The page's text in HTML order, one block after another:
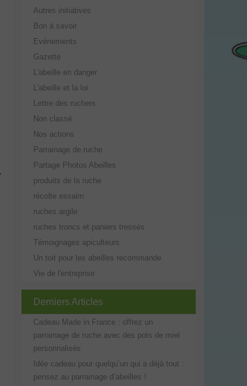
Autres initiatives
Bon à savoir
Evénements
Gazette
L'abeille en danger
L'abeille et la loi
Lettre des ruchers
Non classé
Nos actions
Parrainage de ruche
Partage Photos Abeilles
produits de la ruche
récolte essaim
ruches argile
ruches troncs et paniers tressés
Témoignages apiculteurs
Un toit pour les abeilles recommande
Vie de l'entreprise
Derniers Articles
Cadeau Made in France : offrez un
parrainage de ruche avec des pots de miel
personnalisés
Idée cadeau pour quelqu’un qui a déjà tout :
pensez au parrainage d’abeilles !